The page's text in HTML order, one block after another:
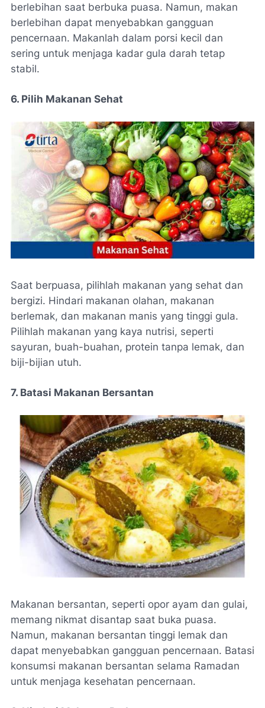
berlebihan saat berbuka puasa. Namun, makan
berlebihan dapat menyebabkan gangguan
pencernaan. Makanlah dalam porsi kecil dan
sering untuk menjaga kadar gula darah tetap
stabil.
6. Pilih Makanan Sehat
Saat berpuasa, pilihlah makanan yang sehat dan
bergizi. Hindari makanan olahan, makanan
berlemak, dan makanan manis yang tinggi gula.
Pilihlah makanan yang kaya nutrisi, seperti
sayuran, buah-buahan, protein tanpa lemak, dan
biji-bijian utuh.
7. Batasi Makanan Bersantan
Makanan bersantan, seperti opor ayam dan gulai,
memang nikmat disantap saat buka puasa.
Namun, makanan bersantan tinggi lemak dan
dapat menyebabkan gangguan pencernaan. Batasi
konsumsi makanan bersantan selama Ramadan
untuk menjaga kesehatan pencernaan.